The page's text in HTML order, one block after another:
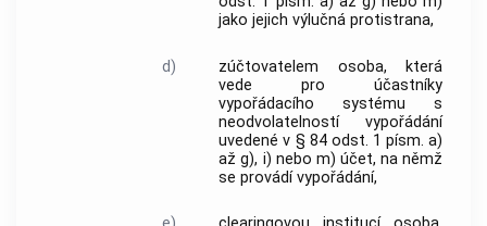
jako jejich výlučná protistrana,
d)
zúčtovatelem osoba, která
vede pro účastníky
vypořádacího systému s
neodvolatelností vypořádání
uvedené v § 84 odst. 1 písm. a)
až g), i) nebo m) účet, na němž
se provádí vypořádání,